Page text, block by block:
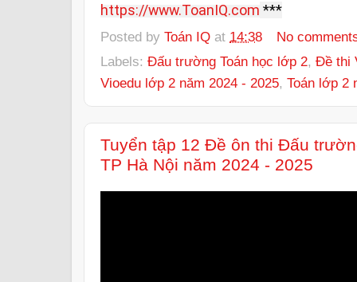
https://www.ToanIQ.com ***
Posted by Toán IQ at 14:38
No
Labels: Đấu trường Toán học lớp 2, Đề thi
Vioedu lớp 2 năm 2024 - 2025, Toán lớp 2
Tuyển tập 12 Đề ôn thi Đấu
TP Hà Nội năm 2024 - 2025